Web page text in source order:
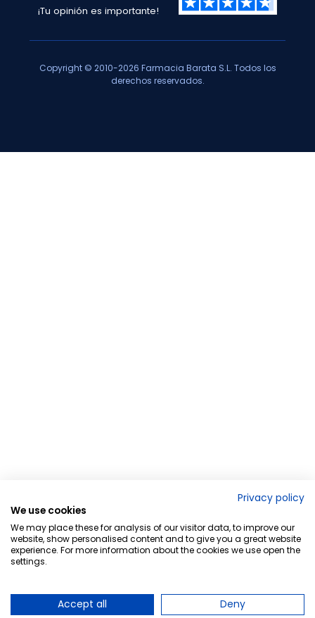
¡Tu opinión es importante!
Copyright © 2010-2026 Farmacia Barata S.L. Todos los
derechos reservados.
Privacy policy
We use cookies
We may place these for analysis of our visitor data, to improve our
website, show personalised content and to give you a great website
experience. For more information about the cookies we use open the
settings.
Accept all Deny